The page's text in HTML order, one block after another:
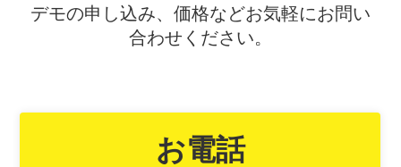
デモの申し込み、価格などお気軽にお問い
合わせください。
お電話